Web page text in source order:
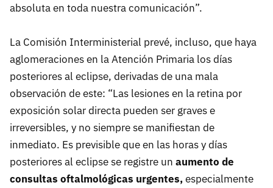
absoluta en toda nuestra comunicación”.
La Comisión Interministerial prevé, incluso, que haya
aglomeraciones en la Atención Primaria los días
posteriores al eclipse, derivadas de una mala
observación de este: “Las lesiones en la retina por
exposición solar directa pueden ser graves e
irreversibles, y no siempre se manifiestan de
inmediato. Es previsible que en las horas y días
posteriores al eclipse se registre un aumento de
consultas oftalmológicas urgentes,especialmente